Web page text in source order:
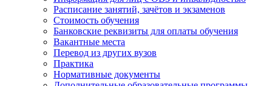
Расписание занятий, зачётов и экзаменов
Стоимость обучения
Банковские реквизиты для оплаты обучения
Вакантные места
Перевод из других вузов
Практика
Нормативные документы